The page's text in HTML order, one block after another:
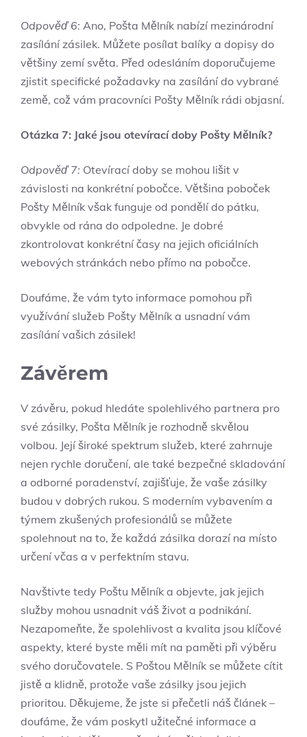
Odpověď 6: Ano, Pošta Mělník nabízí​ mezinárodní
zasílání zásilek. Můžete posílat balíky ‌a dopisy do
většiny zemí světa.‌ Před odesláním doporučujeme
zjistit specifické ‌požadavky‌ na zasílání do vybrané
země,​ což vám‌ pracovníci Pošty Mělník rádi objasní.
Otázka 7: Jaké jsou ⁢otevírací⁣ doby Pošty ⁤Mělník?
Odpověď 7: ‌Otevírací doby se mohou lišit ‍v ​
závislosti ⁣na konkrétní pobočce. Většina‍ poboček
Pošty Mělník ⁤však funguje od​ pondělí do‌ pátku,
obvykle od rána do odpoledne.⁣ Je ‍dobré
zkontrolovat konkrétní​ časy ⁢na ‍jejich oficiálních
webových stránkách nebo přímo na pobočce.
Doufáme, že‍ vám ⁤tyto informace pomohou při‍
využívání služeb Pošty Mělník a ⁣usnadní vám
‍zasílání‌ vašich zásilek!
Závěrem
V závěru, pokud hledáte spolehlivého partnera pro⁣
své zásilky, ‌Pošta ⁤Mělník je ⁣rozhodně ⁤skvělou
volbou. ‍Její široké spektrum služeb,​ které zahrnuje
nejen rychle ⁤doručení, ‍ale také bezpečné‍ skladování
​a odborné ‌poradenství, zajišťuje, že ‌vaše zásilky
budou v​ dobrých rukou. S moderním vybavením a
týmem ​zkušených profesionálů​ se můžete
‌spolehnout ‍na to, že⁤ každá zásilka‍ dorazí na‍ místo
určení včas a ⁣v perfektním stavu.
Navštivte⁤ tedy Poštu Mělník a objevte, jak jejich
služby mohou usnadnit váš⁤ život a⁢ podnikání.
Nezapomeňte, ⁣že spolehlivost a kvalita jsou klíčové
aspekty, které ‍byste měli mít na paměti při výběru
svého doručovatele. S​ Poštou Mělník se‌ můžete cítit
jistě a klidně, protože vaše zásilky jsou jejich
‌prioritou. Děkujeme, ⁣že jste si ​přečetli ⁤náš článek –
doufáme, že vám poskytl užitečné informace a